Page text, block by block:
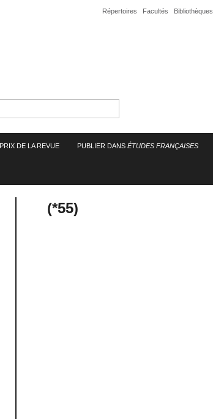
Répertoires Facultés Bibliothèques
PRIX DE LA REVUE PUBLIER DANS ÉTUDES FRANÇAISES
(*55)